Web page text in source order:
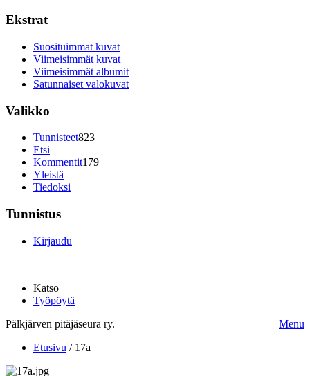
Ekstrat
Suosituimmat kuvat
Viimeisimmät kuvat
Viimeisimmät albumit
Satunnaiset valokuvat
Valikko
Tunnisteet823
Etsi
Kommentit179
Yleistä
Tiedoksi
Tunnistus
Kirjaudu
Katso
Työpöytä
Pälkjärven pitäjäseura ry.
Menu
Etusivu / 17a